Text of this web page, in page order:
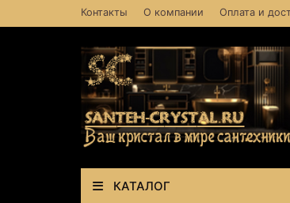
Контакты О компании Оплата и
КАТАЛОГ